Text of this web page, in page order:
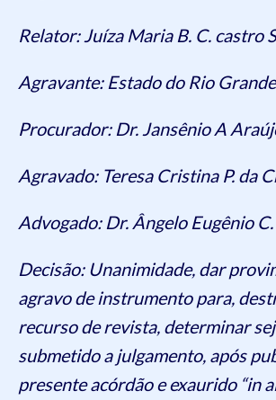
Relator: Juíza Maria B. C. castro
Agravante: Estado do Rio
Procurador: Dr. Jansênio A
Agravado: Teresa Cristina P. da
Advogado: Dr. Ângelo Eugênio
Decisão: Unanimidade, dar
agravo de instrumento para,
recurso de revista, determinar
submetido a julgamento, após
presente acórdão e exaurido “in